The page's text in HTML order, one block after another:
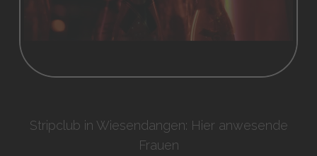
Stripclub in Wiesendangen: Hier anwesende
Frauen